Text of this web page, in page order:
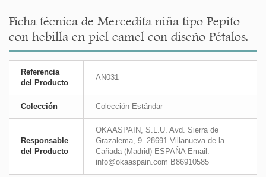
Ficha técnica de Mercedita niña tipo Pepito
con hebilla en piel camel con diseño Pétalos.
Referencia
del Producto
AN031
Colección Colección Estándar
Responsable
del Producto
OKAASPAIN, S.L.U. Avd. Sierra de
Grazalema, 9. 28691 Villanueva de la
Cañada (Madrid) ESPAÑA Email:
info@okaaspain.com B86910585